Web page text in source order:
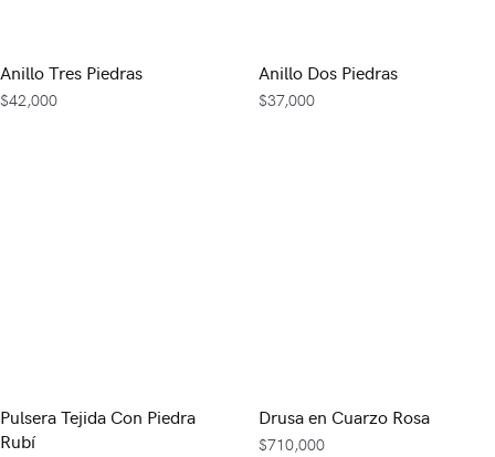
Anillo Tres Piedras
$42,000
Anillo Dos Piedras
$37,000
Pulsera Tejida Con Piedra
Rubí
Drusa en Cuarzo Rosa
$710,000